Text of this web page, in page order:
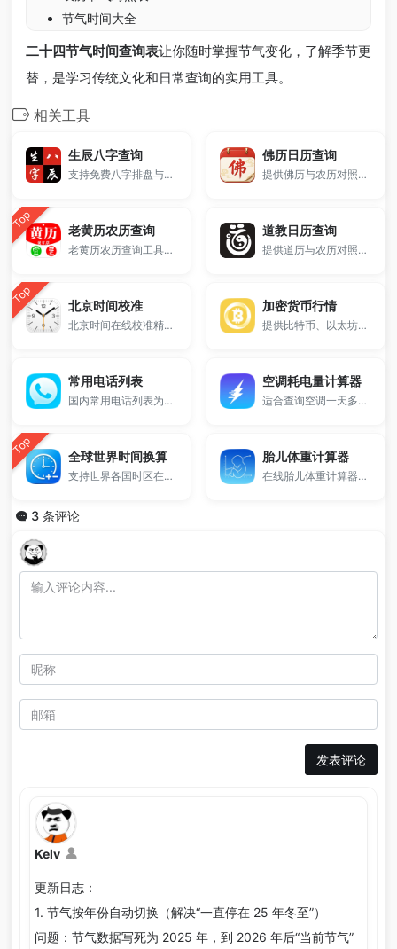
节气时间大全
二十四节气时间查询表让你随时掌握节气变化，了解季节更
替，是学习传统文化和日常查询的实用工具。
相关工具
生辰八字查询
支持免费八字排盘与五行分析，输入出生日期和时辰即可获取完整八字信息，适用于命理参考与五行分析。
佛历日历查询
提供佛历与农历对照，包含观音斋日、佛教节日、十斋日及重要佛菩萨纪念日。
Top 老黄历农历查询
老黄历农历查询工具，支持公历与农历互转、今日宜忌、节气、生肖及节日查询，提供完整万年历信息，适合日常查询、择日参考及传统文化了解，免费在线使用。
道教日历查询
提供道历与农历对照，包含八会日、三元日、明戊日、暗戊日等重要道教节日信息。
Top 北京时间校准
北京时间在线校准精确到毫秒。
加密货币行情
提供比特币、以太坊、BNB、XRP、Solana等主流数字货币实时价格查询。
常用电话列表
国内常用电话列表为您带来国内常用的公共电话号码列表。
空调耗电量计算器
适合查询空调一天多少度电、一个月多少电费等问题。
Top 全球世界时间换算
支持世界各国时区在线转换与时间查询，实时同步北京时间。
胎儿体重计算器
在线胎儿体重计算器支持输入双顶径（BPD）、腹围（AC）和股骨长（FL）等超声数据，基于Shepard公式快速估算胎儿体重，帮助孕妇了解宝宝发育情况，是产检常用的实用辅助工具。
3 条评论
发表评论
Kelv
更新日志：
1. 节气按年份自动切换（解决“一直停在 25 年冬至”）
问题：节气数据写死为 2025 年，到 2026 年后“当前节气”